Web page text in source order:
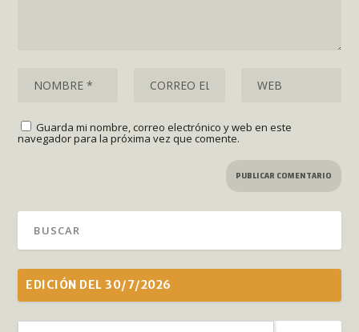
Guarda mi nombre, correo electrónico y web en este
navegador para la próxima vez que comente.
EDICIÓN DEL 30/7/2026